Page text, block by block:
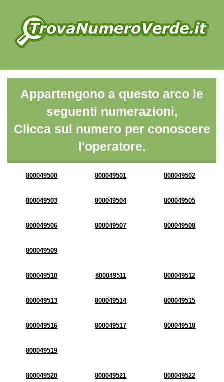
Appartengono a questo arco le
seguenti numerazioni,
Clicca sul numero per conoscere
l'operatore.
800049500 800049501 800049502
800049503 800049504 800049505
800049506 800049507 800049508
800049509
800049510 800049511 800049512
800049513 800049514 800049515
800049516 800049517 800049518
800049519
800049520 800049521 800049522